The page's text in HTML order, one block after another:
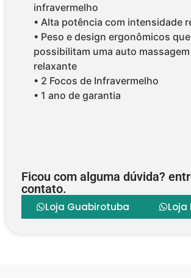
infravermelho
• Alta potência com intensidade
• Peso e design ergonômicos que
possibilitam uma auto
relaxante
• 2 Focos de Infravermelho
• 1 ano de garantia
Ficou com alguma dúvida?
contato.
Loja Guabirotuba Loja